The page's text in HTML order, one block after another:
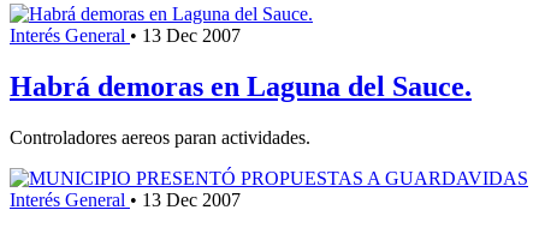
Interés General • 13 Dec 2007
Habrá demoras en Laguna del Sauce.
Controladores aereos paran actividades.
Interés General • 13 Dec 2007